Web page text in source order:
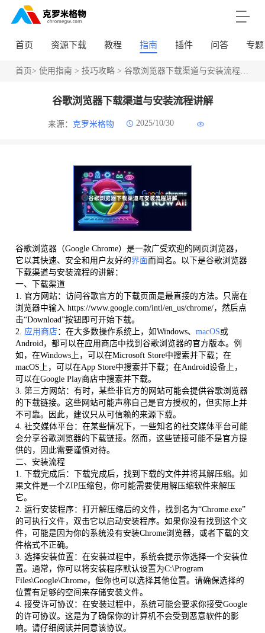
首页 资源下载 教程 指南 插件 问答 专题
首页> 使用指南 > 技巧攻略> 谷歌浏览器下载渠道与安装流程讲解
谷歌浏览器下载渠道与安装流程讲解
来源： 克罗米格物 2025/10/30
谷歌浏览器（Google Chrome）是一款广受欢迎的网页浏览器，
它以其快速、安全和用户友好的界面而闻名。以下是谷歌浏览器
下载渠道与安装流程的讲解：
一、下载渠道
1. 官方网站：访问谷歌官方的下载页面是最直接的方法。只需在
浏览器中输入 https://www.google.com/intl/en_us/chrome/，然后点
击“Download”按钮即可开始下载。
2. 应用商店 ：在大多数操作系统上，如Windows、 macOS或
Android，都可以在应用商店中找到谷歌浏览器的官方版本。例
如，在Windows上，可以在Microsoft Store中搜索并下载；在
macOS上，可以在App Store中搜索并下载；在Android设备上，
可以在Google Play商店中搜索并下载。
3. 第三方网站：有时，某些非官方的网站可能会提供谷歌浏览器
的下载链接。这些网站可能声称自己是官方授权的，但实际上并
不可靠。因此，建议只从可信赖的来源下载。
4. 社交媒体平台：在某些情况下，一些知名的社交媒体平台可能
会分享谷歌浏览器的下载链接。然而，这些链接可能不是官方提
供的，因此需要谨慎对待。
二、安装流程
1. 下载完成后：下载完成后，找到下载的文件并将其解压缩。如
果文件是一个ZIP压缩包，你可能需要使用解压缩软件来解压
它。
2. 运行安装程序：打开解压缩后的文件，找到名为“Chrome.exe”
的可执行文件，双击它以启动安装程序。如果你没有找到这个文
件，可能是因为你的系统没有安装Chrome浏览器，或者下载的文
件格式不正确。
3. 选择安装位置：在安装过程中，系统会提示你选择一个安装位
置。通常，你可以将安装程序默认设置为C:\Program
Files\Google\Chrome，但你也可以选择其他位置。请确保选择的
位置有足够的空间来存储安装文件。
4. 接受许可协议：在安装过程中，系统可能会要求你接受Google
的许可协议。这是为了确保你的计算机不会受到恶意软件的影
响。请仔细阅读并同意该协议。